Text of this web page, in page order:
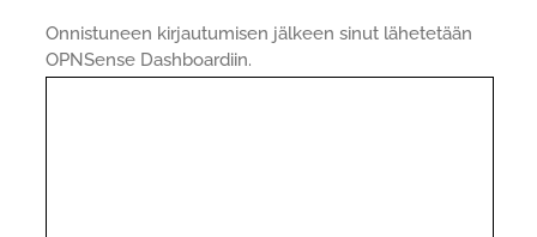
Onnistuneen kirjautumisen jälkeen sinut lähetetään
OPNSense Dashboardiin.